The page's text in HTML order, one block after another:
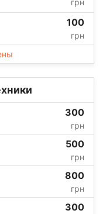
100
грн
300
грн
500
грн
800
грн
300